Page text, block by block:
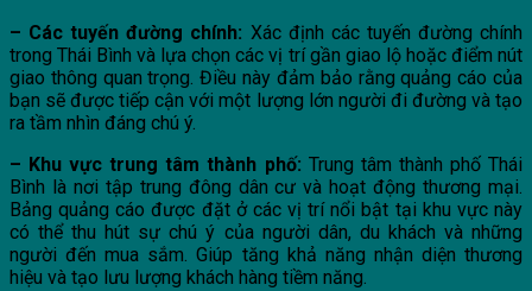
– Các tuyến đường chính: Xác định các tuyến đường chính
trong Thái Bình và lựa chọn các vị trí gần giao lộ hoặc điểm nút
giao thông quan trọng. Điều này đảm bảo rằng quảng cáo của
bạn sẽ được tiếp cận với một lượng lớn người đi đường và tạo
ra tầm nhìn đáng chú ý.
– Khu vực trung tâm thành phố: Trung tâm thành phố Thái
Bình là nơi tập trung đông dân cư và hoạt động thương mại.
Bảng quảng cáo được đặt ở các vị trí nổi bật tại khu vực này
có thể thu hút sự chú ý của người dân, du khách và những
người đến mua sắm. Giúp tăng khả năng nhận diện thương
hiệu và tạo lưu lượng khách hàng tiềm năng.